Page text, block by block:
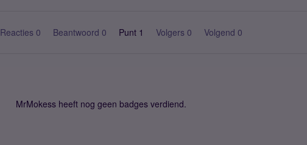
Reacties 0 Beantwoord 0 Punt 1 Volgers 0 Volgend 0
MrMokess heeft nog geen badges verdiend.